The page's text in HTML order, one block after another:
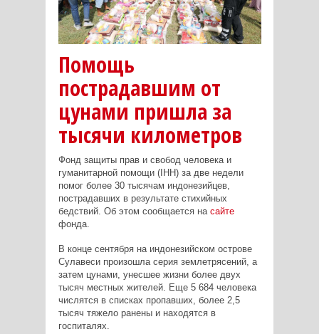
Помощь
пострадавшим от
цунами пришла за
тысячи километров
Фонд защиты прав и свобод человека и
гуманитарной помощи (IHH) за две недели
помог более 30 тысячам индонезийцев,
пострадавших в результате стихийных
бедствий. Об этом сообщается на сайте
фонда.
В конце сентября на индонезийском острове
Сулавеси произошла серия землетрясений, а
затем цунами, унесшее жизни более двух
тысяч местных жителей. Еще 5 684 человека
числятся в списках пропавших, более 2,5
тысяч тяжело ранены и находятся в
госпиталях.